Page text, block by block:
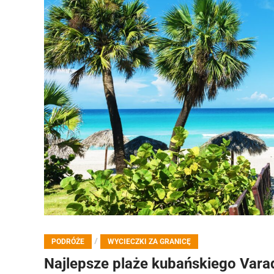
PODRÓŻE / WYCIECZKI ZA GRANICĘ
Najlepsze plaże kubańskiego